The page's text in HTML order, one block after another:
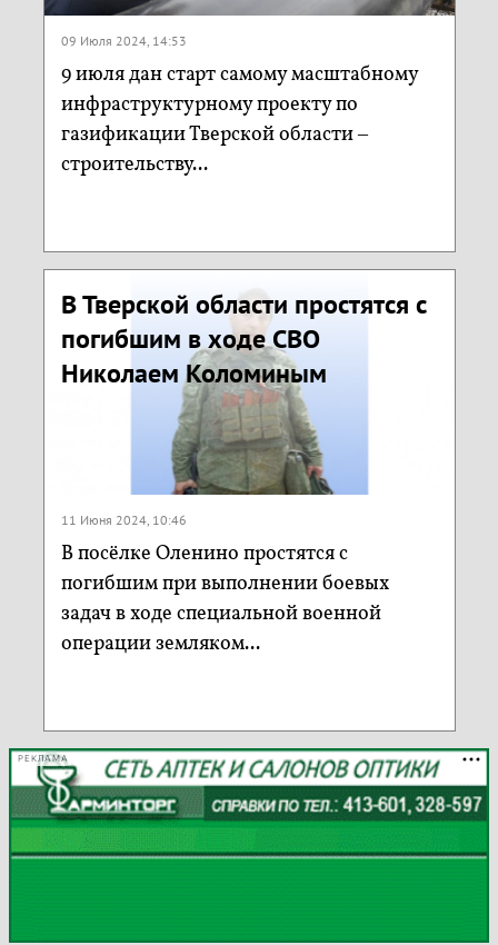
09 Июля 2024, 14:53
9 июля дан старт самому масштабному
инфраструктурному проекту по
газификации Тверской области –
строительству...
В Тверской области простятся с
погибшим в ходе СВО
Николаем Коломиным
11 Июня 2024, 10:46
В посёлке Оленино простятся с
погибшим при выполнении боевых
задач в ходе специальной военной
операции земляком...
РЕКЛАМА